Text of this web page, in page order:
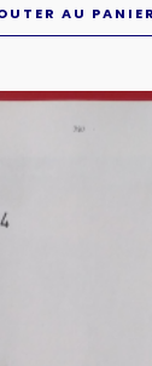
AU PANIER